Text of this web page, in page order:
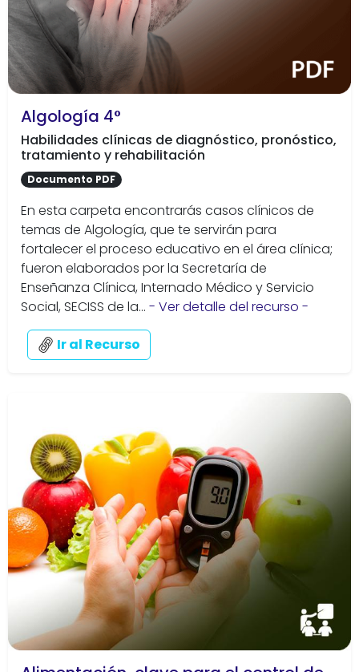
Algología 4°
Habilidades clínicas de diagnóstico, pronóstico,
tratamiento y rehabilitación
Documento PDF
En esta carpeta encontrarás casos clínicos de
temas de Algología, que te servirán para
fortalecer el proceso educativo en el área clínica;
fueron elaborados por la Secretaría de
Enseñanza Clínica, Internado Médico y Servicio
Social, SECISS de la... - Ver detalle del recurso -
Ir al Recurso